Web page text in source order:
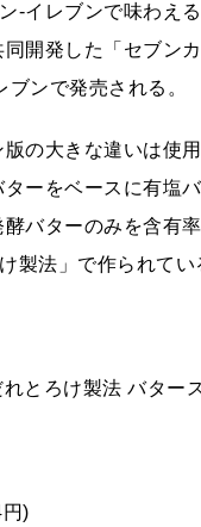
-イレブンで味わえ
開発した「セブン
ブンで発売される。
の大きな違いは使
ーをベースに有塩
バターのみを含有
製法」で作られてい
とろけ製法 バター
)